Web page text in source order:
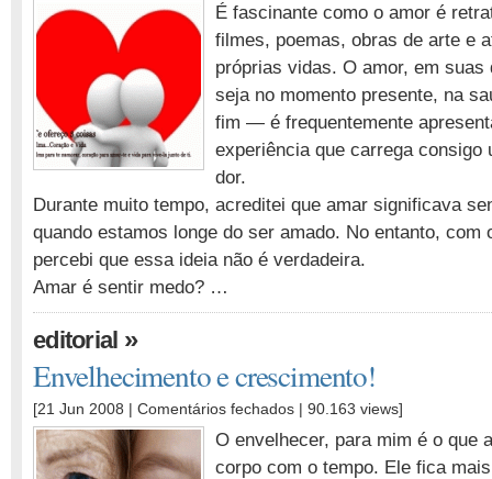
Antes
do
medo
dor…
É fascinante como o amor é
filmes, poemas, obras de arte e
próprias vidas. O amor, em
seja no momento presente, na
fim — é frequentemente
experiência que carrega consigo
dor.
Durante muito tempo, acreditei que amar significava
quando estamos longe do ser amado. No entanto, com
percebi que essa ideia não é verdadeira.
Amar é sentir medo? …
editorial »
Envelhecimento e crescimento!
[21 Jun 2008 | Comentários fechados em
e
crescimento!
| 90.163 views]
O envelhecer, para mim é o que
corpo com o tempo. Ele fica